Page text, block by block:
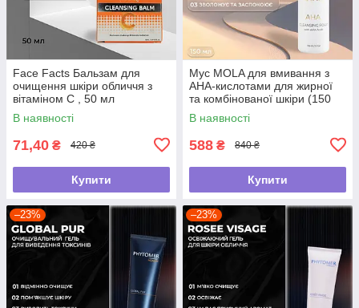
Face Facts Бальзам для
очищення шкіри обличчя з
вітаміном С , 50 мл
В наявності
71,40 ₴ 420 ₴
Купити
Мус MOLA для вмивання з
АНА-кислотами для жирної
та комбінованої шкіри (150
мл)
В наявності
588 ₴ 840 ₴
Купити
–23% –23%